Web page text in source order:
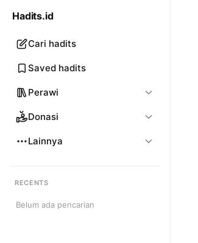
Hadits.id
Cari hadits
Saved hadits
Perawi
Donasi
Lainnya
RECENTS
Belum ada pencarian